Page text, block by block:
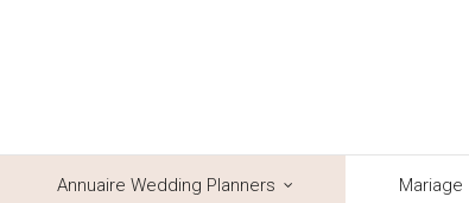
Annuaire Wedding Planners Mariage